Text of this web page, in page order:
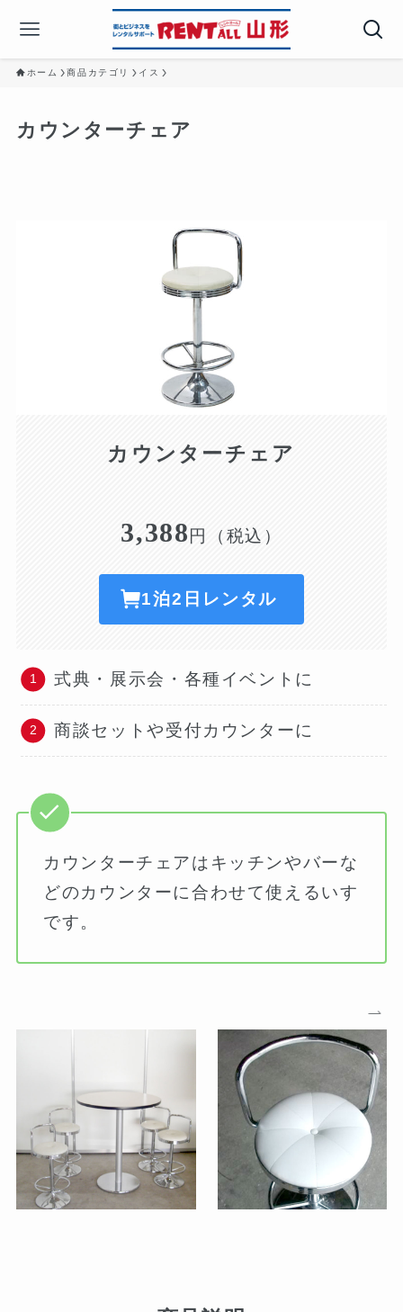
ホーム 商品カテゴリ イス
カウンターチェア
カウンターチェア
3,388 円（税込）
1泊2日レンタル
式典・展示会・各種イベントに
商談セットや受付カウンターに
カウンターチェアはキッチンやバーな
どのカウンターに合わせて使えるいす
です。